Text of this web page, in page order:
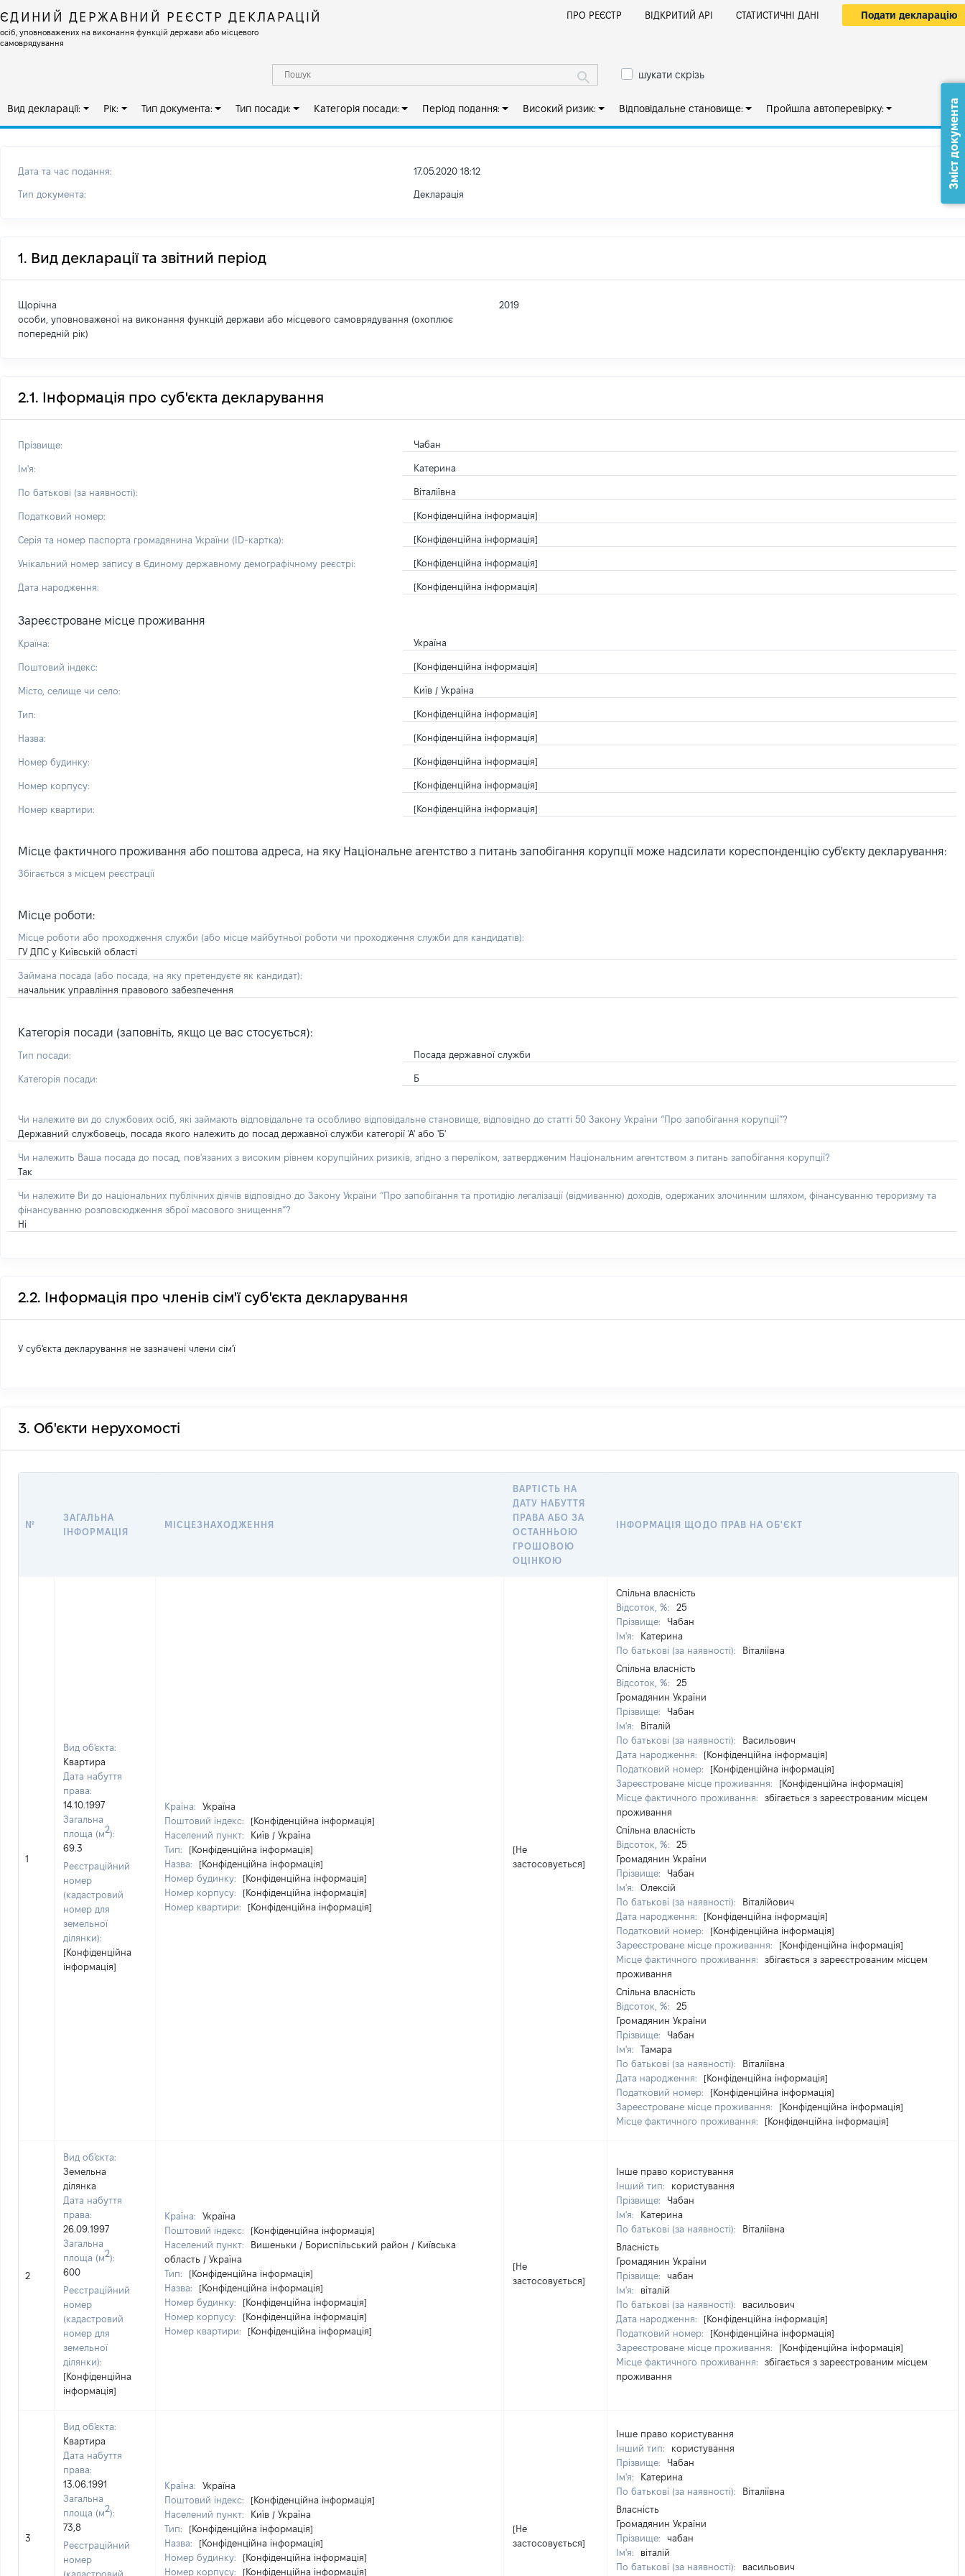
ЄДИНИЙ ДЕРЖАВНИЙ РЕЄСТР ДЕКЛАРАЦІЙ
осіб, уповноважених на виконання функцій держави або місцевого
самоврядування
ПРО РЕЄСТР ВІДКРИТИЙ АРІ СТАТИСТИЧНІ ДАНІ Подати декларацію
шукати скрізь
Вид декларації: Рік: Тип документа: Тип посади: Категорія посади: Період подання: Високий ризик: Відповідальне становище: Пройшла автоперевірку:
Дата та час подання: 17.05.2020 18:12
Тип документа: Декларація
1. Вид декларації та звітний період
Щорічна
особи, уповноваженої на виконання функцій держави або місцевого самоврядування (охоплює
попередній рік)
2019
2.1. Інформація про суб'єкта декларування
Прізвище: Чабан
Ім'я: Катерина
По батькові (за наявності): Віталіївна
Податковий номер: [Конфіденційна інформація]
Серія та номер паспорта громадянина України (ID-картка): [Конфіденційна інформація]
Унікальний номер запису в Єдиному державному демографічному реєстрі: [Конфіденційна інформація]
Дата народження: [Конфіденційна інформація]
Зареєстроване місце проживання
Країна: Україна
Поштовий індекс: [Конфіденційна інформація]
Місто, селище чи село: Київ / Україна
Тип: [Конфіденційна інформація]
Назва: [Конфіденційна інформація]
Номер будинку: [Конфіденційна інформація]
Номер корпусу: [Конфіденційна інформація]
Номер квартири: [Конфіденційна інформація]
Місце фактичного проживання або поштова адреса, на яку Національне агентство з питань запобігання корупції може надсилати кореспонденцію суб'єкту декларування:
Збігається з місцем реєстрації
Місце роботи:
Місце роботи або проходження служби (або місце майбутньої роботи чи проходження служби для кандидатів):
ГУ ДПС у Київській області
Займана посада (або посада, на яку претендуєте як кандидат):
начальник управління правового забезпечення
Категорія посади (заповніть, якщо це вас стосується):
Тип посади: Посада державної служби
Категорія посади: Б
Чи належите ви до службових осіб, які займають відповідальне та особливо відповідальне становище, відповідно до статті 50 Закону України “Про запобігання корупції”?
Державний службовець, посада якого належить до посад державної служби категорії 'А' або 'Б'
Чи належить Ваша посада до посад, пов'язаних з високим рівнем корупційних ризиків, згідно з переліком, затвердженим Національним агентством з питань запобігання корупції?
Так
Чи належите Ви до національних публічних діячів відповідно до Закону України “Про запобігання та протидію легалізації (відмиванню) доходів, одержаних злочинним шляхом, фінансуванню тероризму та
фінансуванню розповсюдження зброї масового знищення”?
Ні
2.2. Інформація про членів сім'ї суб'єкта декларування
У суб'єкта декларування не зазначені члени сім'ї
3. Об'єкти нерухомості
№
ЗАГАЛЬНА
ІНФОРМАЦІЯ
МІСЦЕЗНАХОДЖЕННЯ
ВАРТІСТЬ НА
ДАТУ НАБУТТЯ
ПРАВА АБО ЗА
ОСТАННЬОЮ
ГРОШОВОЮ
ОЦІНКОЮ
ІНФОРМАЦІЯ ЩОДО ПРАВ НА ОБ'ЄКТ
1
Вид об'єкта:
Квартира
Дата набуття
права:
14.10.1997
Загальна
площа (м2):
69.3
Реєстраційний
номер
(кадастровий
номер для
земельної
ділянки):
[Конфіденційна
інформація]
Країна:
Україна
Поштовий індекс:
[Конфіденційна інформація]
Населений пункт:
Київ / Україна
Тип:
[Конфіденційна інформація]
Назва:
[Конфіденційна інформація]
Номер будинку:
[Конфіденційна інформація]
Номер корпусу:
[Конфіденційна інформація]
Номер квартири:
[Конфіденційна інформація]
[Не
застосовується]
Спільна власність
Відсоток, %:
25
Прізвище:
Чабан
Ім'я:
Катерина
По батькові (за наявності):
Віталіївна
Спільна власність
Відсоток, %:
25
Громадянин України
Прізвище:
Чабан
Ім'я:
Віталій
По батькові (за наявності):
Васильович
Дата народження:
[Конфіденційна інформація]
Податковий номер:
[Конфіденційна інформація]
Зареєстроване місце проживання:
[Конфіденційна інформація]
Місце фактичного проживання:
збігається з зареєстрованим місцем
проживання
Спільна власність
Відсоток, %:
25
Громадянин України
Прізвище:
Чабан
Ім'я:
Олексій
По батькові (за наявності):
Віталійович
Дата народження:
[Конфіденційна інформація]
Податковий номер:
[Конфіденційна інформація]
Зареєстроване місце проживання:
[Конфіденційна інформація]
Місце фактичного проживання:
збігається з зареєстрованим місцем
проживання
Спільна власність
Відсоток, %:
25
Громадянин України
Прізвище:
Чабан
Ім'я:
Тамара
По батькові (за наявності):
Віталіївна
Дата народження:
[Конфіденційна інформація]
Податковий номер:
[Конфіденційна інформація]
Зареєстроване місце проживання:
[Конфіденційна інформація]
Місце фактичного проживання:
[Конфіденційна інформація]
2
Вид об'єкта:
Земельна
ділянка
Дата набуття
права:
26.09.1997
Загальна
площа (м2):
600
Реєстраційний
номер
(кадастровий
номер для
земельної
ділянки):
[Конфіденційна
інформація]
Країна:
Україна
Поштовий індекс:
[Конфіденційна інформація]
Населений пункт:
Вишеньки / Бориспільський район / Київська
область / Україна
Тип:
[Конфіденційна інформація]
Назва:
[Конфіденційна інформація]
Номер будинку:
[Конфіденційна інформація]
Номер корпусу:
[Конфіденційна інформація]
Номер квартири:
[Конфіденційна інформація]
[Не
застосовується]
Інше право користування
Інший тип:
користування
Прізвище:
Чабан
Ім'я:
Катерина
По батькові (за наявності):
Віталіївна
Власність
Громадянин України
Прізвище:
чабан
Ім'я:
віталій
По батькові (за наявності):
васильович
Дата народження:
[Конфіденційна інформація]
Податковий номер:
[Конфіденційна інформація]
Зареєстроване місце проживання:
[Конфіденційна інформація]
Місце фактичного проживання:
збігається з зареєстрованим місцем
проживання
3
Вид об'єкта:
Квартира
Дата набуття
права:
13.06.1991
Загальна
площа (м2):
73,8
Реєстраційний
номер
(кадастровий
Країна:
Україна
Поштовий індекс:
[Конфіденційна інформація]
Населений пункт:
Київ / Україна
Тип:
[Конфіденційна інформація]
Назва:
[Конфіденційна інформація]
Номер будинку:
[Конфіденційна інформація]
Номер корпусу:
[Конфіденційна інформація]
[Не
застосовується]
Інше право користування
Інший тип:
користування
Прізвище:
Чабан
Ім'я:
Катерина
По батькові (за наявності):
Віталіївна
Власність
Громадянин України
Прізвище:
чабан
Ім'я:
віталій
По батькові (за наявності):
васильович
Зміст документа